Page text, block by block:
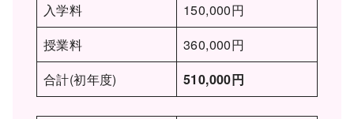
入学料
150,000円
授業料
360,000円
合計(初年度)
510,000円